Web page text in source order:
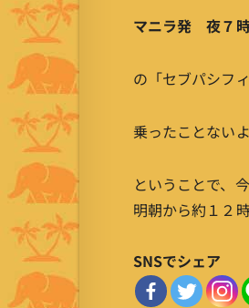
マニラ発 夜
の「セブパシフ
乗ったことない
ということで、
明朝から約１２
SNSでシェア